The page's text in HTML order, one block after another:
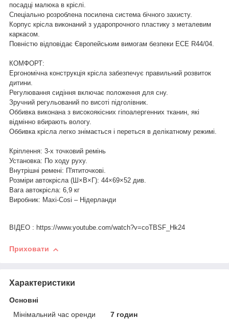
посадці малюка в кріслі.
Спеціально розроблена посилена система бічного захисту.
Корпус крісла виконаний з ударопрочного пластику з металевим
каркасом.
Повністю відповідає Європейським вимогам безпеки ECE R44/04.
КОМФОРТ:
Ергономічна конструкція крісла забезпечує правильний розвиток
дитини.
Регулювання сидіння включає положення для сну.
Зручний регульований по висоті підголівник.
Оббивка виконана з високоякісних гіпоалергенних тканин, які
відмінно вбирають вологу.
Оббивка крісла легко знімається і переться в делікатному режимі.
Кріплення: 3-х точковий ремінь
Установка: По ходу руху.
Внутрішні ремені: П'ятиточкові.
Розміри автокрісла (Ш×В×Г): 44×69×52 див.
Вага автокрісла: 6,9 кг
Виробник: Махі-Cosі – Нідерланди
ВІДЕО : https://www.youtube.com/watch?v=coTBSF_Hk24
Приховати
Характеристики
Основні
Мінімальний час оренди
7 годин